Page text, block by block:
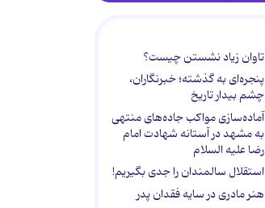
تاوان زیاد نشستن چیست؟
پنجره‌ای به گذشته؛ خبرنگاران،
چشم بیدار تاریخ
آماده‌سازی مواکب جاده‌های منتهی
به مشهد در آستانه شهادت امام
رضا علیه السلام
استقلال سالمندان را جدی بگیریم!
هنر مادری در سایه‌ فقدان پدر